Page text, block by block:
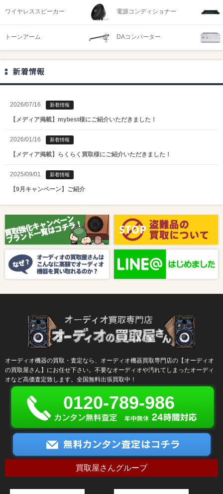
ワイヤレススピーカー 電源コンディショナー
トーンアーム DAコンバーター
新着情報
2026/07/16 新着情報
【メディア掲載】mybest様にご紹介いただきました！
2026/01/16 新着情報
【メディア掲載】らくらく買取様にご紹介いただきました！
2025/09/01 新着情報
【9月キャンペーン】ご紹介
【8月キャンペーン】ご紹介
2024/10/04 新着情報
【ラジオ番組放送のお知らせ】
オーディオ機器の買取・査定なら、オーディオ機器買取専門店の【オーディオ
の買取屋さん】にお任せ下さい。不要なオーディオや汚れてしまったオーディ
オなど高価査定致します。全国無料出張買取中！
0120-789-986
買取屋さんグループ